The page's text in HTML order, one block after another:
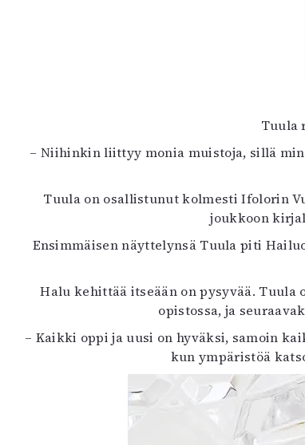
Tuula
– Niihinkin liittyy monia muistoja, sillä
Tuula on osallistunut kolmesti Ifolorin
joukkoon
Ensimmäisen näyttelynsä Tuula piti
Halu kehittää itseään on pysyvää. Tuula
opistossa, ja
– Kaikki oppi ja uusi on hyväksi, samoin
kun ympäristöä